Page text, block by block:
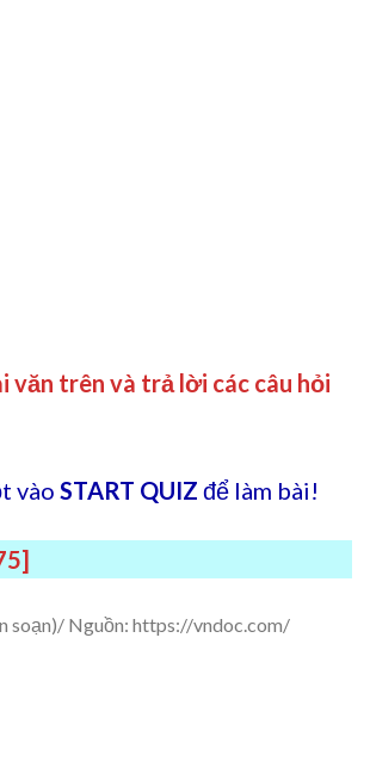
văn trên và trả lời các câu hỏi
vào START QUIZ để làm bài!
soạn)/ Nguồn: https://vndoc.com/